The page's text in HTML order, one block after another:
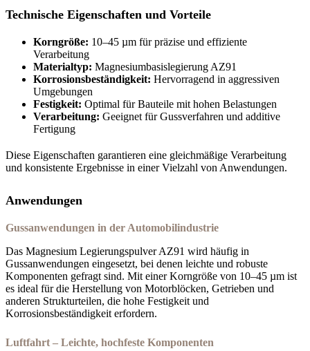
Technische Eigenschaften und Vorteile
Korngröße: 10–45 µm für präzise und effiziente
Verarbeitung
Materialtyp: Magnesiumbasislegierung AZ91
Korrosionsbeständigkeit: Hervorragend in aggressiven
Umgebungen
Festigkeit: Optimal für Bauteile mit hohen Belastungen
Verarbeitung: Geeignet für Gussverfahren und additive
Fertigung
Diese Eigenschaften garantieren eine gleichmäßige Verarbeitung
und konsistente Ergebnisse in einer Vielzahl von Anwendungen.
Anwendungen
Gussanwendungen in der Automobilindustrie
Das Magnesium Legierungspulver AZ91 wird häufig in
Gussanwendungen eingesetzt, bei denen leichte und robuste
Komponenten gefragt sind. Mit einer Korngröße von 10–45 µm ist
es ideal für die Herstellung von Motorblöcken, Getrieben und
anderen Strukturteilen, die hohe Festigkeit und
Korrosionsbeständigkeit erfordern.
Luftfahrt – Leichte, hochfeste Komponenten